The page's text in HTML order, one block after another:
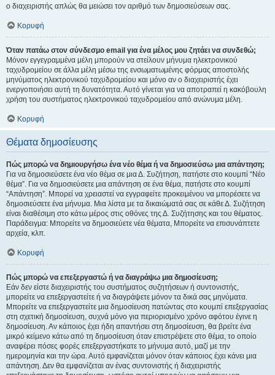
ο διαχειριστής απλώς θα μειώσει τον αριθμό των δημοσιεύσεων σας.
Κορυφή
Όταν πατάω στον σύνδεσμο email για ένα μέλος μου ζητάει να συνδεθώ;
Μόνον εγγεγραμμένα μέλη μπορούν να στείλουν μήνυμα ηλεκτρονικού
ταχυδρομείου σε άλλα μέλη μέσω της ενσωματωμένης φόρμας αποστολής
μηνύματος ηλεκτρονικού ταχυδρομείου και μόνο αν ο διαχειριστής έχει
ενεργοποιήσει αυτή τη δυνατότητα. Αυτό γίνεται για να αποτραπεί η κακόβουλη
χρήση του συστήματος ηλεκτρονικού ταχυδρομείου από ανώνυμα μέλη.
Κορυφή
Θέματα δημοσίευσης
Πώς μπορώ να δημιουργήσω ένα νέο θέμα ή να δημοσιεύσω μια απάντηση;
Για να δημοσιεύσετε ένα νέο θέμα σε μια Δ. Συζήτηση, πατήστε στο κουμπί “Νέο
θέμα”. Για να δημοσιεύσετε μια απάντηση σε ένα θέμα, πατήστε στο κουμπί
“Απάντηση”. Μπορεί να χρειαστεί να εγγραφείτε προκειμένου να μπορέσετε να
δημοσιεύσετε ένα μήνυμα. Μια λίστα με τα δικαιώματά σας σε κάθε Δ. Συζήτηση
είναι διαθέσιμη στο κάτω μέρος στις οθόνες της Δ. Συζήτησης και του θέματος.
Παράδειγμα: Μπορείτε να δημοσιεύετε νέα θέματα, Μπορείτε να επισυνάπτετε
αρχεία, κλπ.
Κορυφή
Πώς μπορώ να επεξεργαστώ ή να διαγράψω μια δημοσίευση;
Εάν δεν είστε διαχειριστής του συστήματος συζητήσεων ή συντονιστής,
μπορείτε να επεξεργαστείτε ή να διαγράψετε μόνον τα δικά σας μηνύματα.
Μπορείτε να επεξεργαστείτε μια δημοσίευση πατώντας στο κουμπί επεξεργασίας
στη σχετική δημοσίευση, συχνά μόνο για περιορισμένο χρόνο αφότου έγινε η
δημοσίευση. Αν κάποιος έχει ήδη απαντήσει στη δημοσίευση, θα βρείτε ένα
μικρό κείμενο κάτω από τη δημοσίευση όταν επιστρέψετε στο θέμα, το οποίο
αναφέρει πόσες φορές επεξεργαστήκατε το μήνυμα αυτό, μαζί με την
ημερομηνία και την ώρα. Αυτό εμφανίζεται μόνον όταν κάποιος έχει κάνει μια
απάντηση. Δεν θα εμφανίζεται αν ένας συντονιστής ή διαχειριστής